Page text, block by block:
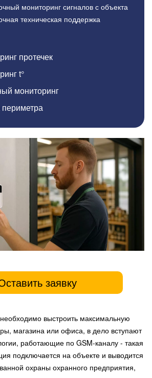
мониторинг сигналов с объекта
техническая поддержка
протечек
t°
мониторинг
заявку
необходимо выстроить максимальную
магазина или офиса, в дело вступают
работающие по GSM-каналу - такая
подключается на объекте и выводится
охраны охранного предприятия,